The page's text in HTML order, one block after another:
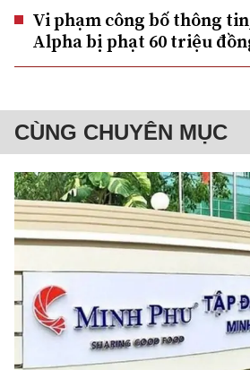
Vi phạm công bố thông
Alpha bị phạt 60 triệu
CÙNG CHUYÊN MỤC